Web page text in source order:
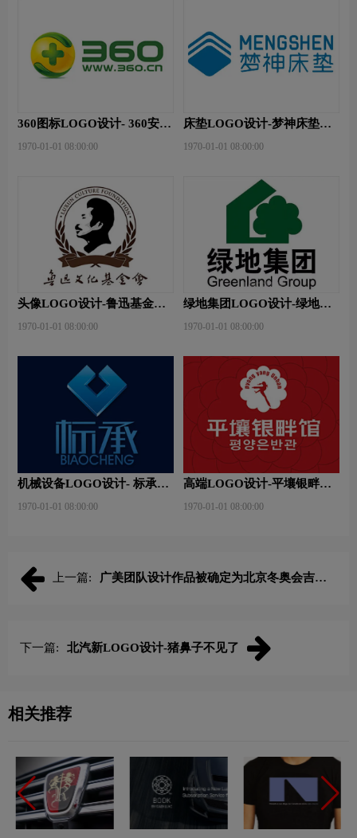
360图标LOGO设计- 360安全
1970-01-01 08:00:00
床垫LOGO设计-梦神床垫品
1970-01-01 08:00:00
头像LOGO设计-鲁迅基金会
1970-01-01 08:00:00
绿地集团LOGO设计-绿地集
1970-01-01 08:00:00
机械设备LOGO设计- 标承机
1970-01-01 08:00:00
高端LOGO设计-平壤银畔馆
1970-01-01 08:00:00
上一篇:
广美团队设计作品被确定为北京冬奥会吉祥
下一篇: 北汽新LOGO设计-猪鼻子不见了
相关推荐